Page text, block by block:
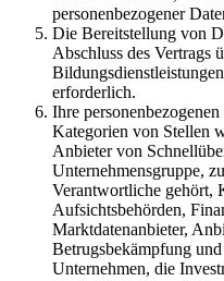
personenbezogener
Die Bereitstellung von
Abschluss des Vertrags
erforderlich.
Ihre
Kategorien von Stellen
Anbieter von
Unternehmensgruppe,
Verantwortliche gehört,
Aufsichtsbehörden,
Marktdatenanbieter,
Betrugsbekämpfung
Unternehmen, die